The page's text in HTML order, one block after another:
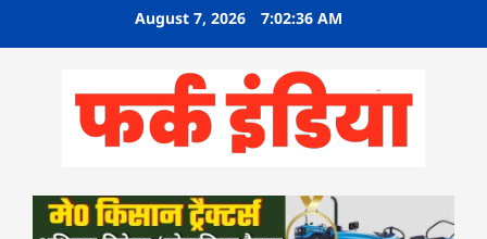
August 7, 2026 7:02:37 AM